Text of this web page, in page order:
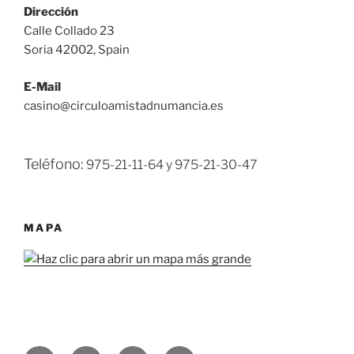
Dirección
Calle Collado 23
Soria 42002, Spain
E-Mail
casino@circuloamistadnumancia.es
Teléfono: 975-21-11-64 y 975-21-30-47
MAPA